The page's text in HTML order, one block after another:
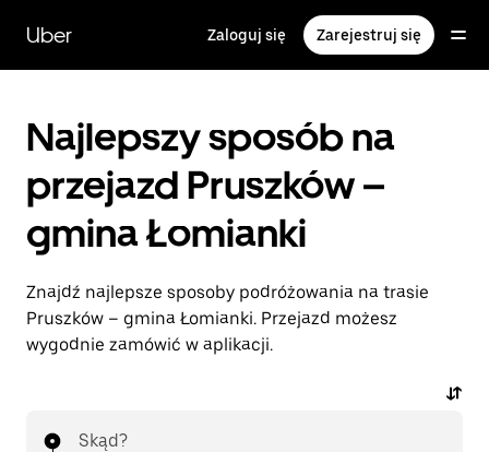
głównej
zawartości
Uber Zaloguj się Zarejestruj się
Najlepszy sposób na
przejazd Pruszków –
gmina Łomianki
Znajdź najlepsze sposoby podróżowania na trasie
Pruszków – gmina Łomianki. Przejazd możesz
wygodnie zamówić w aplikacji.
Skąd?